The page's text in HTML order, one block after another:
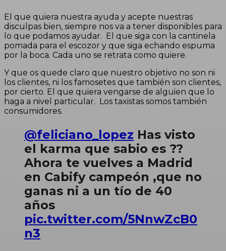
El que quiera nuestra ayuda y acepte nuestras
disculpas bien, siempre nos va a tener disponibles para
lo que podamos ayudar. El que siga con la cantinela
pomada para el escozor y que siga echando espuma
por la boca. Cada uno se retrata como quiere.
Y que os quede claro que nuestro objetivo no son ni
los clientes, ni los famosetes que también son clientes,
por cierto. El que quiera vengarse de alguien que lo
haga a nivel particular. Los taxistas somos también
consumidores.
@feliciano_lopez Has visto
el karma que sabio es ??
Ahora te vuelves a Madrid
en Cabify campeón ,que no
ganas ni a un tío de 40
años
pic.twitter.com/5NnwZcB0
n3